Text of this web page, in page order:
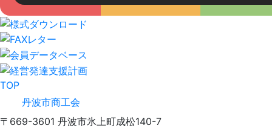
TOP
丹波市商工会
〒669-3601 丹波市氷上町成松140-7